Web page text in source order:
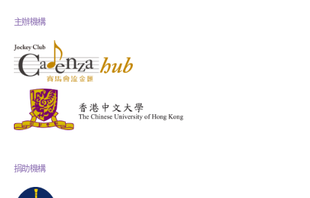
主辦機構
捐助機構